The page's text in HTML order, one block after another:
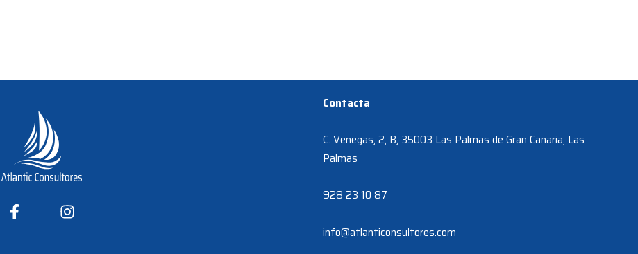
Contacta
C. Venegas, 2, B, 35003 Las Palmas de Gran Canaria, Las
Palmas
928 23 10 87
info@atlanticonsultores.com